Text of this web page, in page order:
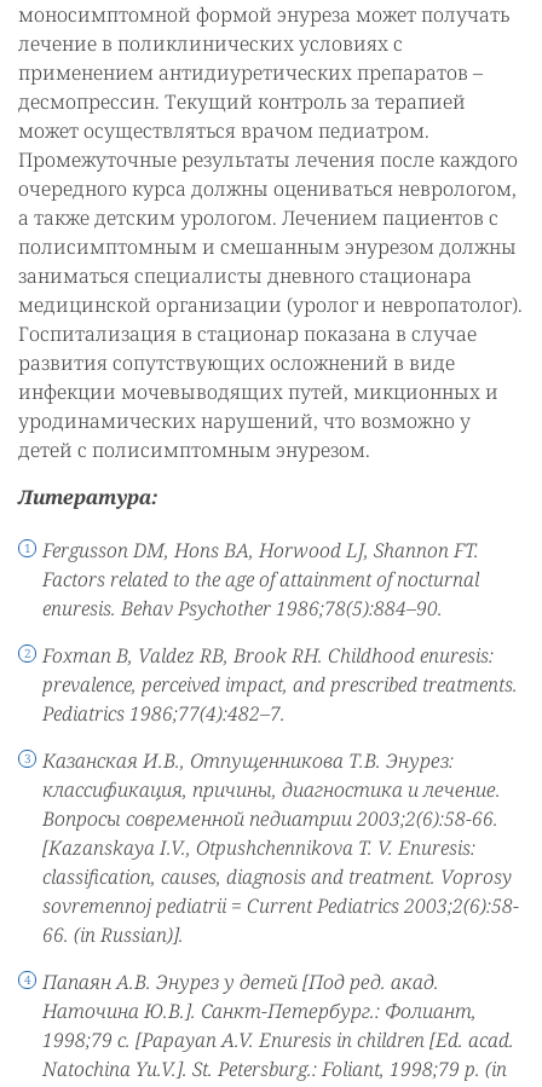
моносимптомной формой энуреза может получать
лечение в поликлинических условиях с
применением антидиуретических препаратов –
десмопрессин. Текущий контроль за терапией
может осуществляться врачом педиатром.
Промежуточные результаты лечения после каждого
очередного курса должны оцениваться неврологом,
а также детским урологом. Лечением пациентов с
полисимптомным и смешанным энурезом должны
заниматься специалисты дневного стационара
медицинской организации (уролог и невропатолог).
Госпитализация в стационар показана в случае
развития сопутствующих осложнений в виде
инфекции мочевыводящих путей, микционных и
уродинамических нарушений, что возможно у
детей с полисимптомным энурезом.
Литература:
Fergusson DM, Hons BA, Horwood LJ, Shannon FT.
Factors related to the age of attainment of nocturnal
enuresis. Behav Psychother 1986;78(5):884–90.
Foxman B, Valdez RB, Brook RH. Childhood enuresis:
prevalence, perceived impact, and prescribed treatments.
Pediatrics 1986;77(4):482–7.
Казанская И.В., Отпущенникова Т.В. Энурез:
классификация, причины, диагностика и лечение.
Вопросы современной педиатрии 2003;2(6):58-66.
[Kazanskaya I.V., Otpushchennikova T. V. Enuresis:
classification, causes, diagnosis and treatment. Voprosy
sovremennoj pediatrii = Current Pediatrics 2003;2(6):58-
66. (in Russian)].
Папаян А.В. Энурез у детей [Под ред. акад.
Наточина Ю.В.]. Санкт-Петербург.: Фолиант,
1998;79 с. [Papayan A.V. Enuresis in children [Ed. acad.
Natochina Yu.V.]. St. Petersburg.: Foliant, 1998;79 p. (in